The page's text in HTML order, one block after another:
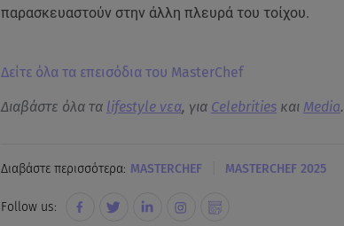
παρασκευαστούν στην άλλη πλευρά του τοίχου.
Δείτε όλα τα επεισόδια του MasterChef
Διαβάστε όλα τα lifestyle νεα, για Celebritiesκαι Media.
Διαβάστε περισσότερα: MASTERCHEF MASTERCHEF 2025
Follow us: